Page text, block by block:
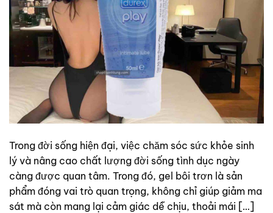
Trong đời sống hiện đại, việc chăm sóc sức khỏe sinh
lý và nâng cao chất lượng đời sống tình dục ngày
càng được quan tâm. Trong đó, gel bôi trơn là sản
phẩm đóng vai trò quan trọng, không chỉ giúp giảm ma
sát mà còn mang lại cảm giác dễ chịu, thoải mái […]